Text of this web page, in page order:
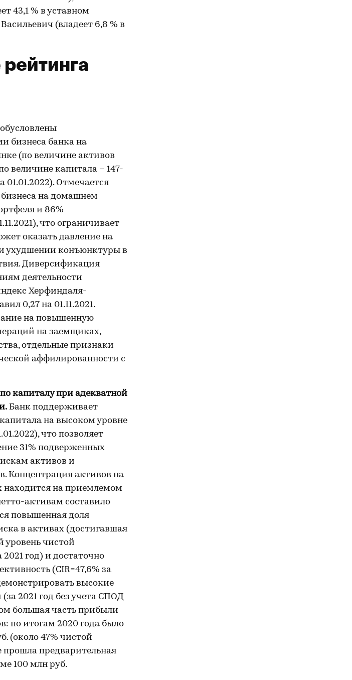
43,1 % в уставном
(владеет 6,8 % в
обусловлены
бизнеса банка на
(по величине активов
величине капитала – 147-
01.01.2022). Отмечается
на домашнем
и 86%
что ограничивает
оказать давление на
ухудшении конъюнктуры в
Диверсификация
деятельности
Херфиндаля-
0,27 на 01.11.2021.
на повышенную
на заемщиках,
отдельные признаки
аффилированности с
капиталу при адекватной
Банк поддерживает
на высоком уровне
что позволяет
31% подверженных
активов и
Концентрация активов на
на приемлемом
активам составило
повышенная доля
в активах (достигавшая
уровень чистой
год) и достаточно
(CIR=47,6% за
высокие
2021 год без учета СПОД
большая часть прибыли
по итогам 2020 года было
(около 47% чистой
прошла предварительная
100 млн руб.